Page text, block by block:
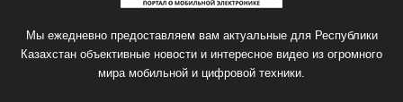
Мы ежедневно предоставляем вам актуальные для Республики
Казахстан объективные новости и интересное видео из огромного
мира мобильной и цифровой техники.